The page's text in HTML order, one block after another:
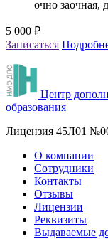
очно заочная,
5 000 ₽
Записаться
Центр
образования
Лицензия 45Л01
О компании
Сотрудники
Контакты
Отзывы
Лицензии
Реквизиты
Выдаваемые